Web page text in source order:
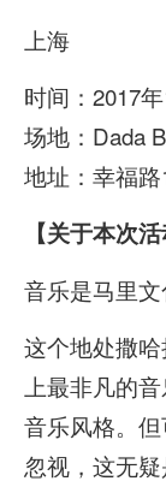
上海
时间：2017
场地：Dada
地址：幸福
【关于本次活
音乐是马里文
这个地处撒
上最非凡的
音乐风格。
忽视，这无疑